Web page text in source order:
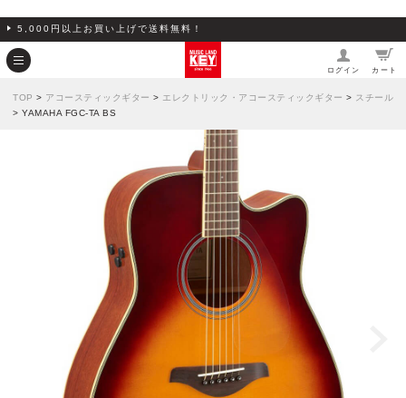
5,000円以上お買い上げで送料無料！
ログイン カート
TOP > アコースティックギター > エレクトリック・アコースティックギター > スチール
> YAMAHA FGC-TA BS